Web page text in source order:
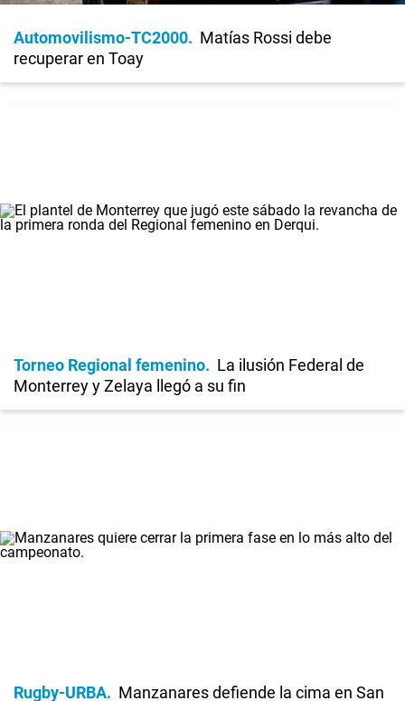
Automovilismo-TC2000
Matías Rossi debe
recuperar en Toay
Torneo Regional femenino
La ilusión Federal de
Monterrey y Zelaya llegó a su fin
Rugby-URBA Manzanares defiende la cima en San